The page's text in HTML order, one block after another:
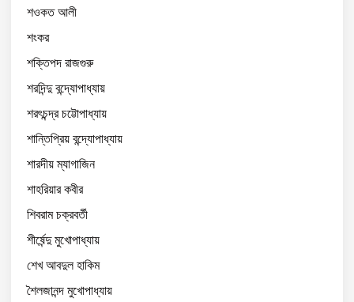
শওকত আলী
শংকর
শক্তিপদ রাজগুরু
শরদিন্দু বন্দ্যোপাধ্যায়
শরৎচন্দ্র চট্টোপাধ্যায়
শান্তিপ্রিয় বন্দ্যোপাধ্যায়
শারদীয় ম্যাগাজিন
শাহরিয়ার কবীর
শিবরাম চক্রবর্তী
শীর্ষেন্দু মুখোপাধ্যায়
শেখ আবদুল হাকিম
শৈলজানন্দ মুখোপাধ্যায়